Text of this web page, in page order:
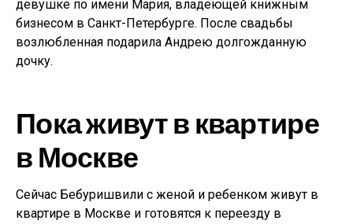
девушке по имени Мария, владеющей книжным
бизнесом в Санкт-Петербурге. После свадьбы
возлюбленная подарила Андрею долгожданную
дочку.
Пока живут в квартире
в Москве
Сейчас Бебуришвили с женой и ребенком живут в
квартире в Москве и готовятся к переезду в